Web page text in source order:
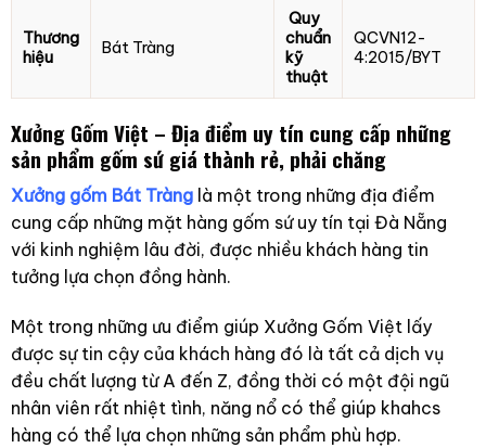
Thương
hiệu
Bát Tràng
Quy
chuẩn
kỹ
thuật
QCVN12-
4:2015/BYT
Xưởng Gốm Việt – Địa điểm uy tín cung cấp những
sản phẩm gốm sứ giá thành rẻ, phải chăng
Xưởng gốm Bát Tràng là một trong những địa điểm
cung cấp những mặt hàng gốm sứ uy tín tại Đà Nẵng
với kinh nghiệm lâu đời, được nhiều khách hàng tin
tưởng lựa chọn đồng hành.
Một trong những ưu điểm giúp Xưởng Gốm Việt lấy
được sự tin cậy của khách hàng đó là tất cả dịch vụ
đều chất lượng từ A đến Z, đồng thời có một đội ngũ
nhân viên rất nhiệt tình, năng nổ có thể giúp khahcs
hàng có thể lựa chọn những sản phẩm phù hợp.